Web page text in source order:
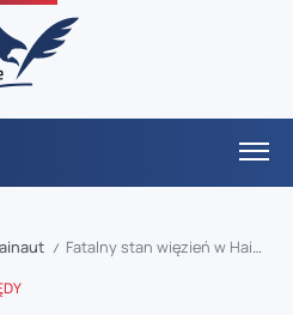
/ Fatalny stan więzień w Hainaut – związki zawodowe ogłaszają strajk